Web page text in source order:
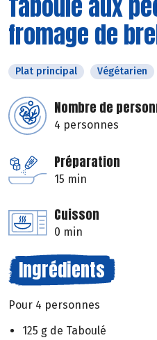
fromage de
Plat principal Végétarien
Nombre de
4 personnes
Préparation
15 min
Cuisson
0 min
Ingrédients
Pour 4 personnes
125 g de Taboulé